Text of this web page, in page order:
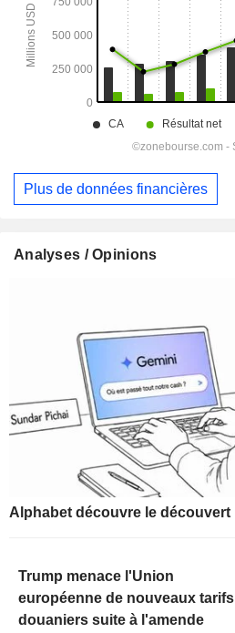
Plus de données financières
Analyses / Opinions
Alphabet découvre le découvert
Trump menace l'Union
européenne de nouveaux tarifs
douaniers suite à l'amende